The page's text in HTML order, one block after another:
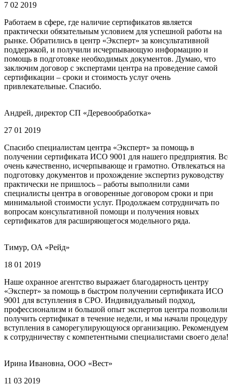
7 02 2019
Работаем в сфере, где наличие сертификатов является
практически обязательным условием для успешной работы на
рынке. Обратились в центр «Эксперт» за консультативной
поддержкой, и получили исчерпывающую информацию и
помощь в подготовке необходимых документов. Думаю, что
заключим договор с экспертами центра на проведение самой
сертификации – сроки и стоимость услуг очень
привлекательные. Спасибо.
Андрей, директор СП «Деревообработка»
27 01 2019
Спасибо специалистам центра «Эксперт» за помощь в
получении сертификата ИСО 9001 для нашего предприятия.
очень качественно, исчерпывающе и грамотно. Отвлекаться на
подготовку документов и прохождение экспертиз руководству
практически не пришлось – работы выполнили сами
специалисты центра в оговоренные договором сроки и при
минимальной стоимости услуг. Продолжаем сотрудничать по
вопросам консультативной помощи и получения новых
сертификатов для расширяющегося модельного ряда.
Тимур, ОА «Рейд»
18 01 2019
Наше охранное агентство выражает благодарность центру
«Эксперт» за помощь в быстром получении сертификата ИСО
9001 для вступления в СРО. Индивидуальный подход,
профессионализм и большой опыт экспертов центра позволили
получить сертификат в течение недели, и мы начали процедуру
вступления в саморегулирующуюся организацию. Рекомендуем
к сотрудничеству с компетентными специалистами своего дела!
Ирина Ивановна, ООО «Вест»
11 03 2019